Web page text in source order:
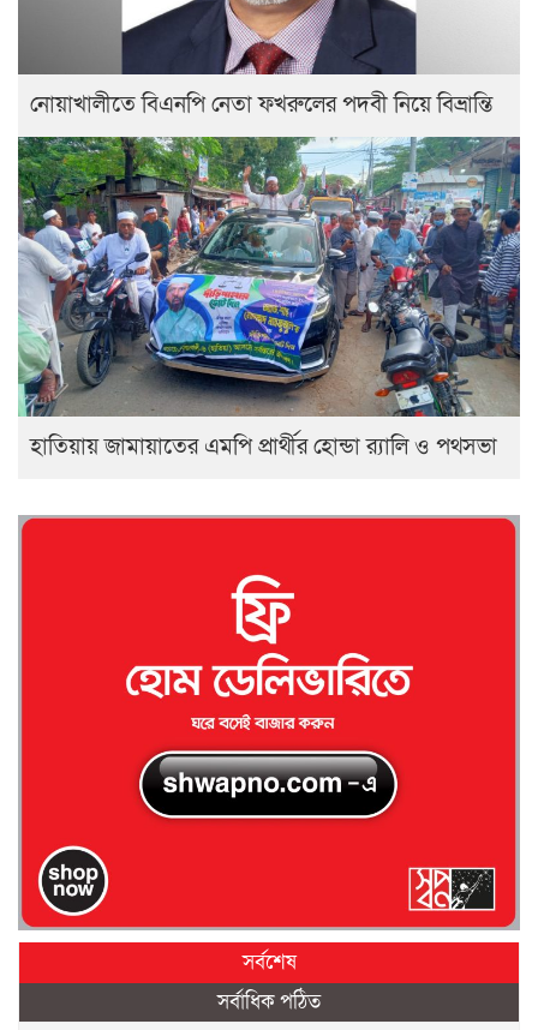
নোয়াখালীতে বিএনপি নেতা ফখরুলের পদবী নিয়ে বিভ্রান্তি
হাতিয়ায় জামায়াতের এমপি প্রার্থীর হোন্ডা র‍্যালি ও পথসভা
সর্বশেষ
সর্বাধিক পঠিত